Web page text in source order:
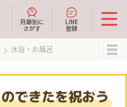
月齢別に
さがす
LINE
登録
沐浴・お風呂